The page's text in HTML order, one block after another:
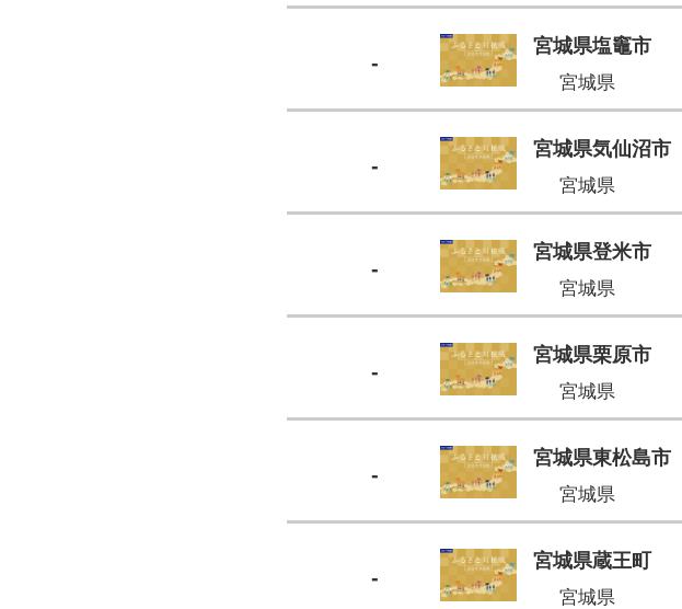
-
宮城県塩竈市
宮城県
-
宮城県気仙沼市
宮城県
-
宮城県登米市
宮城県
-
宮城県栗原市
宮城県
-
宮城県東松島市
宮城県
-
宮城県蔵王町
宮城県